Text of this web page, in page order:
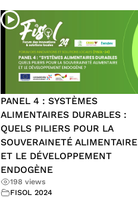
PANEL 4 : SYSTÈMES
ALIMENTAIRES DURABLES :
QUELS PILIERS POUR LA
SOUVERAINETÉ ALIMENTAIRE
ET LE DÉVELOPPEMENT
ENDOGÈNE
198 views
FISOL 2024